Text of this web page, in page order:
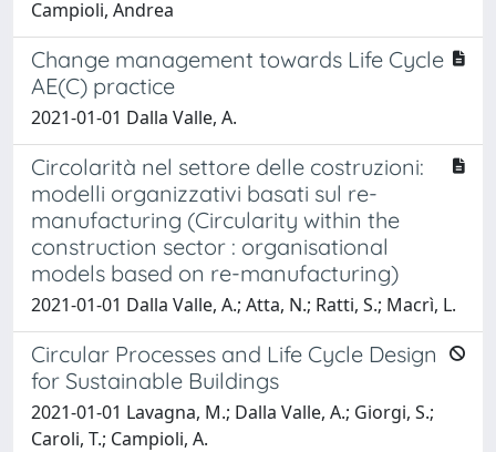
Campioli, Andrea
Change management towards Life Cycle
AE(C) practice
2021-01-01 Dalla Valle, A.
Circolarità nel settore delle costruzioni:
modelli organizzativi basati sul re-
manufacturing (Circularity within the
construction sector : organisational
models based on re-manufacturing)
2021-01-01 Dalla Valle, A.; Atta, N.; Ratti, S.; Macrì, L.
Circular Processes and Life Cycle Design
for Sustainable Buildings
2021-01-01 Lavagna, M.; Dalla Valle, A.; Giorgi, S.;
Caroli, T.; Campioli, A.